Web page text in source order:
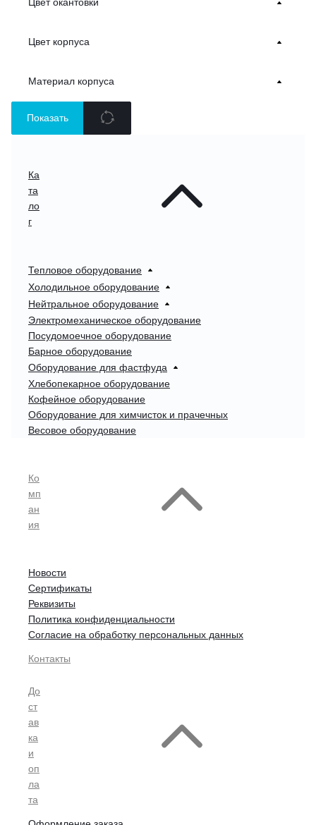
Цвет корпуса
Материал корпуса
Показать
Ка
та
ло
г
Тепловое оборудование
Холодильное оборудование
Нейтральное оборудование
Электромеханическое оборудование
Посудомоечное оборудование
Барное оборудование
Оборудование для фастфуда
Хлебопекарное оборудование
Кофейное оборудование
Оборудование для химчисток и прачечных
Весовое оборудование
Ко
мп
ан
ия
Новости
Сертификаты
Реквизиты
Политика конфиденциальности
Согласие на обработку персональных данных
Контакты
До
ст
ав
ка
и
оп
ла
та